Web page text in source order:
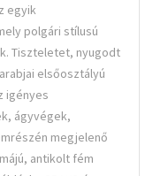
egyik
polgári stílusú
Tiszteletet, nyugodt
elsőosztályú
igényes
ágyvégek,
megjelenő
antikolt fém